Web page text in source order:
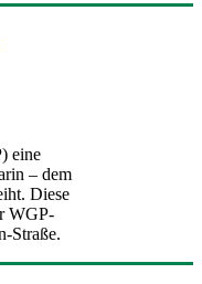
eine
– dem
Diese
WGP-
Straße.